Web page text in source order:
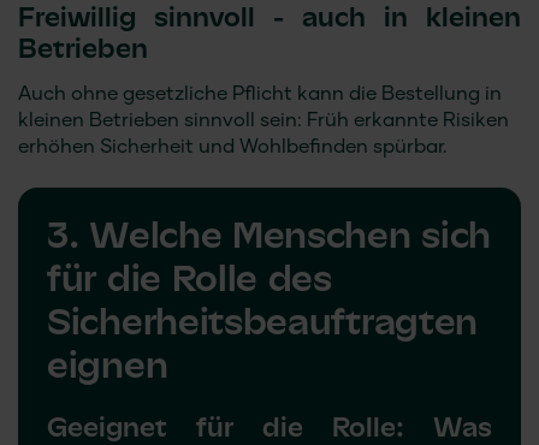
Freiwillig sinnvoll - auch in kleinen
Betrieben
Auch ohne gesetzliche Pflicht kann die Bestellung in
kleinen Betrieben sinnvoll sein: Früh erkannte Risiken
erhöhen Sicherheit und Wohlbefinden spürbar.
3. Welche Menschen sich
für die Rolle des
Sicherheitsbeauftragten
eignen
Geeignet für die Rolle: Was